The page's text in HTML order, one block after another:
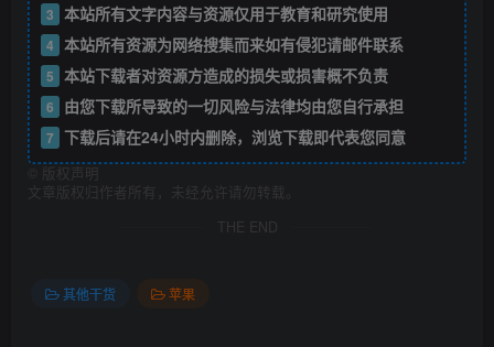
3 本站所有文字内容与资源仅用于教育和研究使用
4 本站所有资源为网络搜集而来如有侵犯请邮件联系
5 本站下载者对资源方造成的损失或损害概不负责
6 由您下载所导致的一切风险与法律均由您自行承担
7 下载后请在24小时内删除，浏览下载即代表您同意
版权声明
文章版权归作者所有，未经允许请勿转载。
THE END
其他干货 苹果